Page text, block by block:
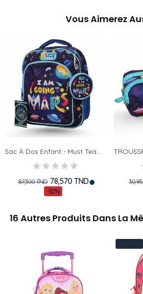
Vous Aimerez
Sac À Dos Enfant - Must Team - Planet
87,300 TND 78,570 TND
-10%
16 Autres Produits Dans La